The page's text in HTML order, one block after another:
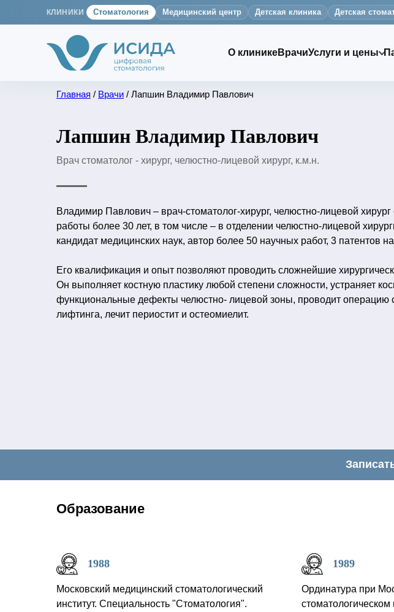
КЛИНИКИ Стоматология Медицинский центр Детская клиника Детская
О клиникеВрачиУслуги и цены
Главная / Врачи / Лапшин Владимир Павлович
Лапшин Владимир Павлович
Врач стоматолог - хирург, челюстно-лицевой хирург, к.м.н.
Владимир Павлович – врач-стоматолог-хирург, челюстно-лицевой
работы более 30 лет, в том числе – в отделении челюстно-лицевой
кандидат медицинских наук, автор более 50 научных работ, 3 патентов
Его квалификация и опыт позволяют проводить сложнейшие
Он выполняет костную пластику любой степени сложности, устраняет
функциональные дефекты челюстно- лицевой зоны, проводит операцию
лифтинга, лечит периостит и остеомиелит.
Образование
1988
Московский медицинский стоматологический
институт. Специальность "Стоматология".
1989
Ординатура при
стоматологическом